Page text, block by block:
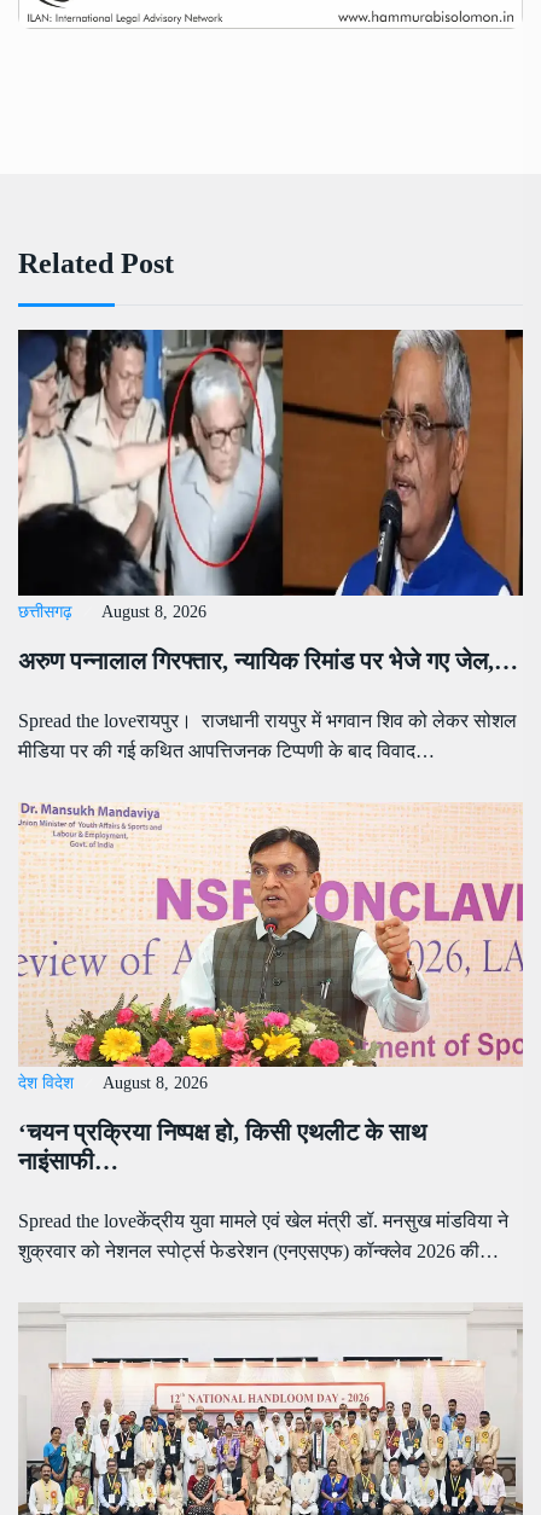
Related Post
छत्तीसगढ़ August 8, 2026
अरुण पन्नालाल गिरफ्तार, न्यायिक रिमांड पर भेजे गए जेल,…
Spread the loveरायपुर। राजधानी रायपुर में भगवान शिव को लेकर सोशल
मीडिया पर की गई कथित आपत्तिजनक टिप्पणी के बाद विवाद…
देश विदेश August 8, 2026
‘चयन प्रक्रिया निष्पक्ष हो, किसी एथलीट के साथ
नाइंसाफी…
Spread the loveकेंद्रीय युवा मामले एवं खेल मंत्री डॉ. मनसुख मांडविया ने
शुक्रवार को नेशनल स्पोर्ट्स फेडरेशन (एनएसएफ) कॉन्क्लेव 2026 की…